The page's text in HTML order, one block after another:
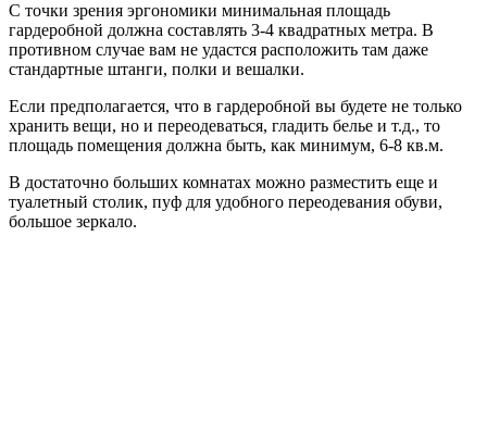
С точки зрения эргономики минимальная площадь
гардеробной должна составлять 3-4 квадратных метра. В
противном случае вам не удастся расположить там даже
стандартные штанги, полки и вешалки.
Если предполагается, что в гардеробной вы будете не только
хранить вещи, но и переодеваться, гладить белье и т.д., то
площадь помещения должна быть, как минимум, 6-8 кв.м.
В достаточно больших комнатах можно разместить еще и
туалетный столик, пуф для удобного переодевания обуви,
большое зеркало.